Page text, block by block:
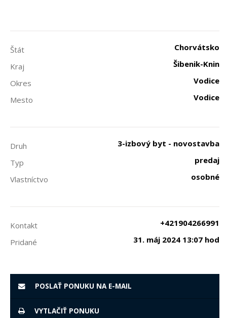
Štát
Chorvátsko
Kraj
Šibenik-Knin
Okres
Vodice
Mesto
Vodice
Druh
3-izbový byt - novostavba
Typ
predaj
Vlastníctvo
osobné
Kontakt
+421904266991
Pridané
31. máj 2024 13:07 hod
POSLAŤ PONUKU NA E-MAIL
VYTLAČIŤ PONUKU